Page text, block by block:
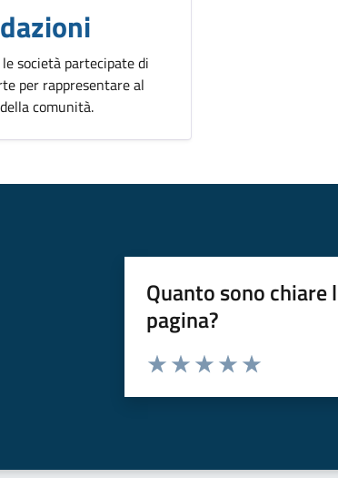
società partecipate di
per rappresentare al
comunità.
Quanto sono
pagina?
Valuta da 1 a 5 stelle la pagina